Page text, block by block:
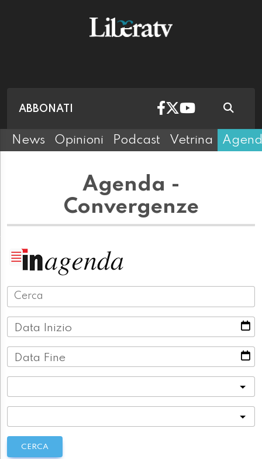
ABBONATI
News Opinioni Podcast Vetrina
Agenda -
Convergenze
Data Inizio
Data Fine
CERCA